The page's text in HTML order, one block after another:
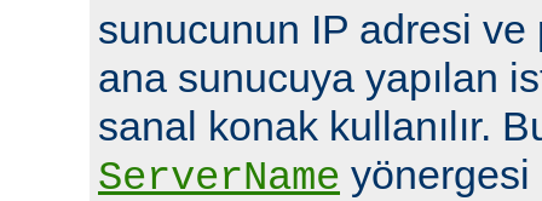
sunucunun IP adresi
ana sunucuya yapılan
sanal konak kullanılır.
ServerName